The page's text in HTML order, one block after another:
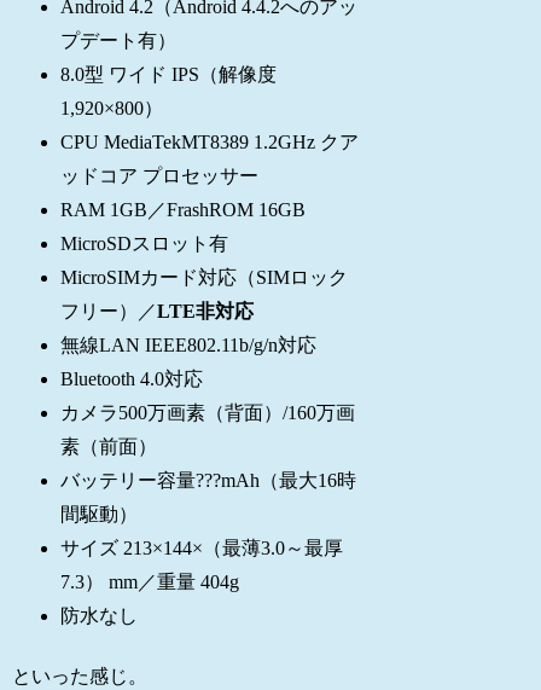
Android 4.2（Android 4.4.2へのアッ
プデート有）
8.0型 ワイド IPS（解像度
1,920×800）
CPU MediaTekMT8389 1.2GHz クア
ッドコア プロセッサー
RAM 1GB／FrashROM 16GB
MicroSDスロット有
MicroSIMカード対応（SIMロック
フリー）／LTE非対応
無線LAN IEEE802.11b/g/n対応
Bluetooth 4.0対応
カメラ500万画素（背面）/160万画
素（前面）
バッテリー容量???mAh（最大16時
間駆動）
サイズ 213×144×（最薄3.0～最厚
7.3） mm／重量 404g
防水なし
といった感じ。